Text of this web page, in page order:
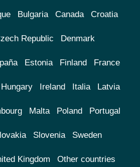
Bulgaria Canada Croatia
Republic Denmark
Estonia Finland France
Hungary Ireland Italia Latvia
Malta Poland Portugal
Slovenia Sweden
Kingdom Other countries